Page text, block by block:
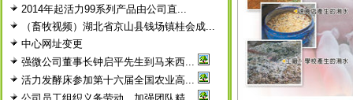
2014年起活力99系列产品由公司直...
（畜牧视频）湖北省京山县钱场镇桂会成...
中心网址变更
强微公司董事长钟启平先生到马来西...
活力发酵床参加第十六届全国农业高...